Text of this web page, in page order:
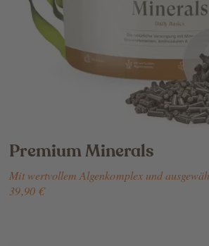
Premium Minerals
Mit wertvollem Algenkomplex und
39,90 €